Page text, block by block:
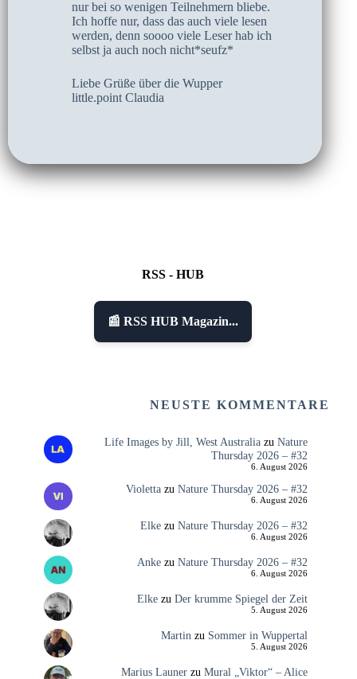
nur bei so wenigen Teilnehmern bliebe.
Ich hoffe nur, dass das auch viele lesen
werden, denn soooo viele Leser hab ich
selbst ja auch noch nicht*seufz*
Liebe Grüße über die Wupper
little.point Claudia
RSS - HUB
📰 RSS HUB Magazin...
NEUSTE KOMMENTARE
Life Images by Jill, West Australiazu Nature
Thursday 2026 – #32
6. August 2026
Violettazu Nature Thursday 2026 – #32
6. August 2026
Elkezu Nature Thursday 2026 – #32
6. August 2026
Ankezu Nature Thursday 2026 – #32
6. August 2026
Elkezu Der krumme Spiegel der Zeit
5. August 2026
Martinzu Sommer in Wuppertal
5. August 2026
Marius Launerzu Mural „Viktor“ – Alice